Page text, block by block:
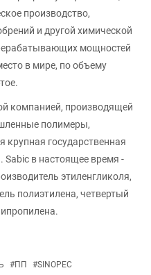
производство,
и другой химической
мощностей
в мире, по объему
компанией, производящей
полимеры,
крупная государственная
в настоящее время -
этиленгликоля,
полиэтилена, четвертый
#ПП #SINOPEC